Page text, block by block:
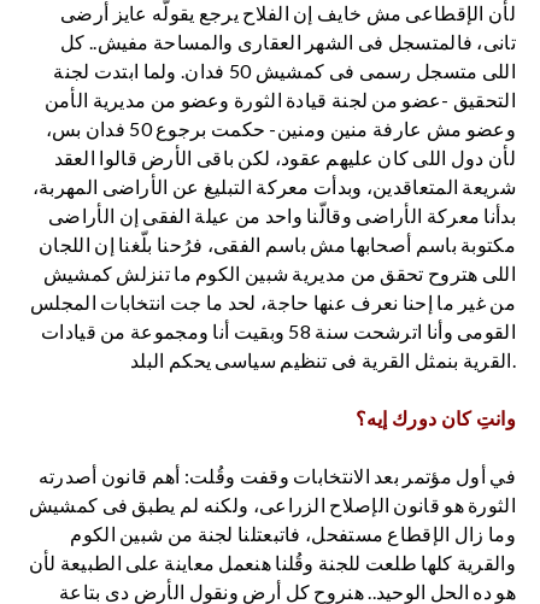
لأن الإقطاعى مش خايف إن الفلاح يرجع يقولّه عايز أرضى
تانى، فالمتسجل فى الشهر العقارى والمساحة مفيش.. كل
اللى متسجل رسمى فى كمشيش 50 فدان. ولما ابتدت لجنة
التحقيق -عضو من لجنة قيادة الثورة وعضو من مديرية الأمن
وعضو مش عارفة منين ومنين- حكمت برجوع 50 فدان بس،
لأن دول اللى كان عليهم عقود، لكن باقى الأرض قالوا العقد
شريعة المتعاقدين، وبدأت معركة التبليغ عن الأراضى المهربة،
بدأنا معركة الأراضى وقالّنا واحد من عيلة الفقى إن الأراضى
مكتوبة باسم أصحابها مش باسم الفقى، فرُحنا بلّغنا إن اللجان
اللى هتروح تحقق من مديرية شبين الكوم ما تنزلش كمشيش
من غير ما إحنا نعرف عنها حاجة، لحد ما جت انتخابات المجلس
القومى وأنا اترشحت سنة 58 وبقيت أنا ومجموعة من قيادات
القرية بنمثل القرية فى تنظيم سياسى يحكم البلد.
وانتِ كان دورك إيه؟
الثورة هو قانون الإصلاح الزراعى، ولكنه لم يطبق فى كمشيش
وما زال الإقطاع مستفحل، فاتبعتلنا لجنة من شبين الكوم
والقرية كلها طلعت للجنة وقُلنا هنعمل معاينة على الطبيعة لأن
هو ده الحل الوحيد.. هنروح كل أرض ونقول الأرض دى بتاعة